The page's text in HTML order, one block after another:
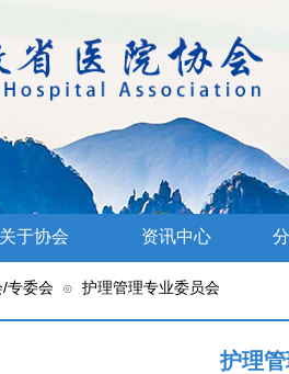
关于协会 资讯中心
/专委会 ⊙ 护理管理专业委员会
护理